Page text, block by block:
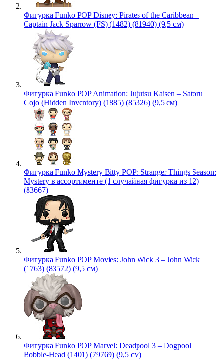
Фигурка Funko POP Disney: Pirates of the Caribbean –
Captain Jack Sparrow (FS) (1482) (81940) (9,5 см)
Фигурка Funko POP Animation: Jujutsu Kaisen – Satoru
Gojo (Hidden Inventory) (1885) (85326) (9,5 см)
Фигурка Funko Mystery Bitty POP: Stranger Things Season:
Mystery в ассортименте (1 случайная фигурка из 12)
(83667)
Фигурка Funko POP Movies: John Wick 3 – John Wick
(1763) (83572) (9,5 см)
Фигурка Funko POP Marvel: Deadpool 3 – Dogpool
Bobble-Head (1401) (79769) (9,5 см)